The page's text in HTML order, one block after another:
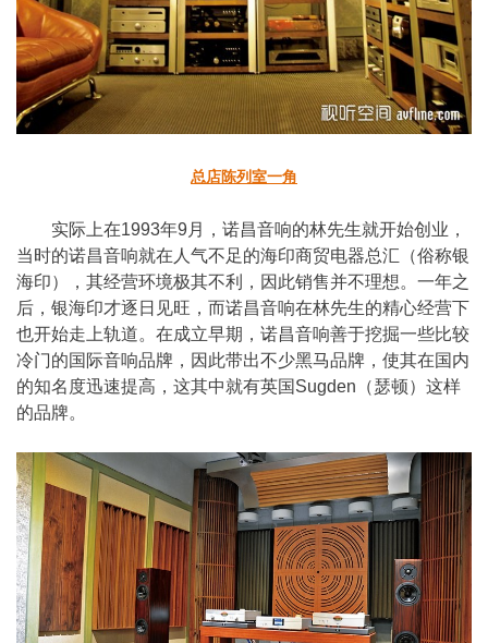
总店陈列室一角
实际上在1993年9月，诺昌音响的林先生就开始创业，
当时的诺昌音响就在人气不足的海印商贸电器总汇（俗称银
海印），其经营环境极其不利，因此销售并不理想。一年之
后，银海印才逐日见旺，而诺昌音响在林先生的精心经营下
也开始走上轨道。在成立早期，诺昌音响善于挖掘一些比较
冷门的国际音响品牌，因此带出不少黑马品牌，使其在国内
的知名度迅速提高，这其中就有英国Sugden（瑟顿）这样
的品牌。